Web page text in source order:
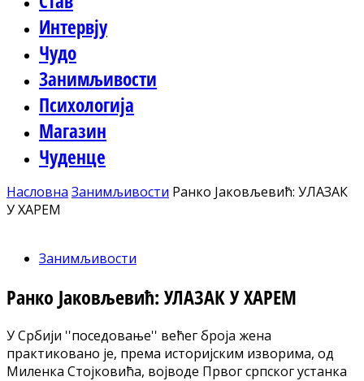
Интервју
Чудо
Занимљивости
Психологија
Магазин
Чуденце
Насловна Занимљивости Ранко Јаковљевић: УЛАЗАК
У ХАРЕМ
Занимљивости
Ранко Јаковљевић: УЛАЗАК У ХАРЕМ
У Србији ''поседовање'' већег броја жена
практиковано је, према историјским изворима, од
Миленка Стојковића, војводе Првог српског устанка